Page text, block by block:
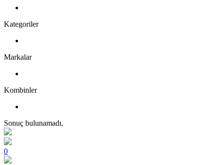
Kategoriler
Markalar
Kombinler
Sonuç bulunamadı.
0